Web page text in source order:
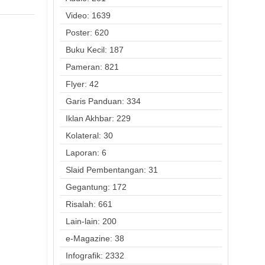
Video: 1639
Poster: 620
Buku Kecil: 187
Pameran: 821
Flyer: 42
Garis Panduan: 334
Iklan Akhbar: 229
Kolateral: 30
Laporan: 6
Slaid Pembentangan: 31
Gegantung: 172
Risalah: 661
Lain-lain: 200
e-Magazine: 38
Infografik: 2332